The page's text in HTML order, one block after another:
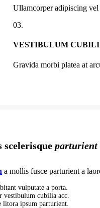
Ullamcorper adipiscing vel
03.
VESTIBULUM
Gravida morbi platea at
scelerisque parturient
a mollis fusce parturient a
vulputate a porta.
vestibulum cubilia acc.
litora ipsum parturient.